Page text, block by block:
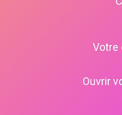
Votre
Ouvrir